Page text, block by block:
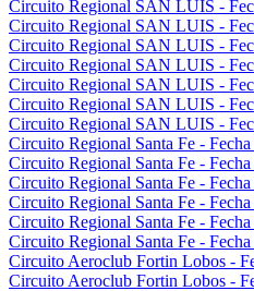
Circuito Regional SAN LUIS -
Circuito Regional SAN LUIS -
Circuito Regional SAN LUIS -
Circuito Regional SAN LUIS -
Circuito Regional SAN LUIS -
Circuito Regional SAN LUIS -
Circuito Regional SAN LUIS -
Circuito Regional Santa Fe - Fecha
Circuito Regional Santa Fe - Fecha
Circuito Regional Santa Fe - Fecha
Circuito Regional Santa Fe - Fecha
Circuito Regional Santa Fe - Fecha
Circuito Regional Santa Fe - Fecha
Circuito Aeroclub Fortin Lobos -
Circuito Aeroclub Fortin Lobos -